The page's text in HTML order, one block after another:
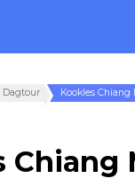
Dagtour Kookles Chiang
Chiang